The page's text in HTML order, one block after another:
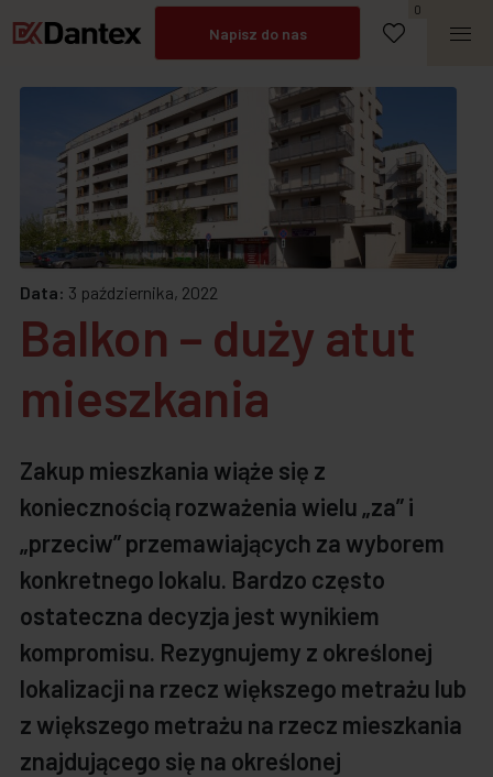
Napisz do nas
Zadzwoń
0
Data: 3 października, 2022
Balkon – duży atut
mieszkania
Zakup mieszkania wiąże się z
koniecznością rozważenia wielu „za” i
„przeciw” przemawiających za wyborem
konkretnego lokalu. Bardzo często
ostateczna decyzja jest wynikiem
kompromisu. Rezygnujemy z określonej
lokalizacji na rzecz większego metrażu lub
z większego metrażu na rzecz mieszkania
znajdującego się na określonej